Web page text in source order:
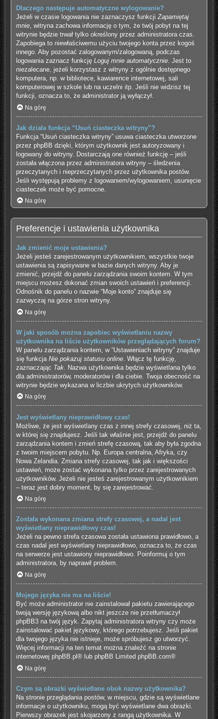
Dlaczego następuje automatyczne wylogowanie?
Jeżeli w czasie logowania nie zaznaczysz funkcji Zapamiętaj
mnie, witryna zachowa informację o tym, że twój pobyt na tej
witrynie będzie trwał tylko określony przez administratora czas.
Zapobiega to niewłaściwemu użyciu twojego konta przez kogoś
innego. Aby pozostać zalogowanym/zalogowaną, podczas
logowania zaznacz funkcję Loguj mnie automatycznie. Jest to
niezalecane, jeżeli korzystasz z witryny z ogólnie dostępnego
komputera, np. w bibliotece, kawiarence internetowej, sali
komputerowej w szkole lub na uczelni itp. Jeśli nie widzisz tej
funkcji, oznacza to, że administrator ją wyłączył.
Na górę
Jak działa funkcja “Usuń ciasteczka witryny”?
Funkcja “Usuń ciasteczka witryny” usuwa ciasteczka utworzone
przez phpBB dzięki, którym użytkownik jest autoryzowany i
logowany do witryny. Dostarczają one również funkcję – jeśli
została włączona przez administratora witryny – śledzenia
przeczytanych i nieprzeczytanych przez użytkownika postów.
Jeśli występują problemy z logowaniem/wylogowaniem, usunięcie
ciasteczek może być pomocne.
Na górę
Preferencje i ustawienia użytkownika
Jak zmienić moje ustawienia?
Jeżeli jesteś zarejestrowanym użytkownikiem, wszystkie twoje
ustawienia są zapisywane w bazie danych witryny. Aby je
zmienić, przejdź do panelu zarządzania swoim kontem. W tym
miejscu możesz dokonać zmian swoich ustawień i preferencji.
Odnośnik do panelu o nazwie “Moje konto” znajduje się
zazwyczaj na górze stron witryny.
Na górę
W jaki sposób można zapobiec wyświetlaniu nazwy
użytkownika na liście użytkowników przeglądających forum?
W panelu zarządzania kontem, w “Ustawieniach witryny” znajduje
się funkcja Nie pokazuj statusu online. Włącz tę funkcję,
zaznaczając Tak. Nazwa użytkownika będzie wyświetlana tylko
dla administratorów, moderatorów i dla ciebie. Twoja obecność na
witrynie będzie wykazana w liczbie ukrytych użytkowników.
Na górę
Jest wyświetlany nieprawidłowy czas!
Możliwe, że jest wyświetlany czas z innej strefy czasowej, niż ta,
w której się znajdujesz. Jeśli tak właśnie jest, przejdź do panelu
zarządzania kontem i zmień strefę czasową, tak aby była zgodna
z twoim miejscem pobytu. Np. Europa centralna, Afryka, czy
Nowa Zelandia. Zmiana strefy czasowej, tak jak i większości
ustawień, może zostać wykonana tylko przez zarejestrowanych
użytkowników. Jeżeli nie jesteś zarejestrowanym użytkownikiem
– teraz jest dobry moment, by się zarejestrować.
Na górę
Została wykonana zmiana strefy czasowej, a nadal jest
wyświetlany nieprawidłowy czas!
Jeżeli na pewno strefa czasowa została ustawiona prawidłowo, a
czas nadal jest wyświetlany nieprawidłowo, oznacza to, że czas
na serwerze jest ustawiony nieprawidłowo. Poinformuj o tym
administratora, by naprawił problem.
Na górę
Mojego języka nie ma na liście!
Być może administrator nie zainstalował pakietu zawierającego
twoją wersję językową albo nikt jeszcze nie przetłumaczył
phpBB3 na twój język. Zapytaj administratora witryny czy może
zainstalować pakiet językowy, którego potrzebujesz. Jeśli pakiet
dla twojego języka nie istnieje, może spróbujesz go utworzyć.
Więcej informacji na ten temat można znaleźć na stronie
internetowej phpBB.pl ® lub phpBB Limited phpBB.com®
Na górę
Czym są obrazki wyświetlane obok nazwy użytkownika?
Na stronie przeglądania postów, w miejscu, gdzie są wyświetlane
informacje o użytkowniku, mogą być wyświetlane dwa obrazki.
Pierwszy obrazek jest skojarzony z rangą użytkownika. W